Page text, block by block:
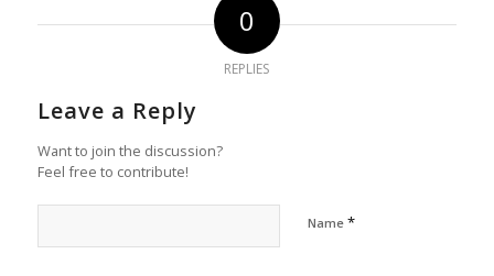
0
REPLIES
Leave a Reply
Want to join the discussion?
Feel free to contribute!
Name *